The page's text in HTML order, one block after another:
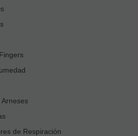
Arneses
de Respiración